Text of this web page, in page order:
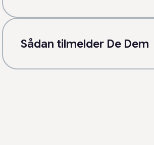
Sådan tilmelder De Dem